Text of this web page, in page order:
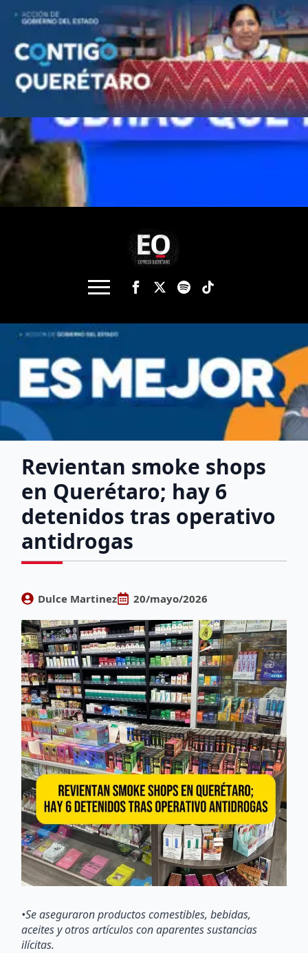
Revientan smoke shops
en Querétaro; hay 6
detenidos tras operativo
antidrogas
Dulce Martinez 20/mayo/2026
•Se aseguraron productos comestibles, bebidas,
aceites y otros artículos con aparentes sustancias
ilícitas.